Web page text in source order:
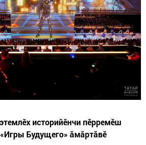
историйӗнчи пӗрремӗш
Будущего» ăмăртăвӗ